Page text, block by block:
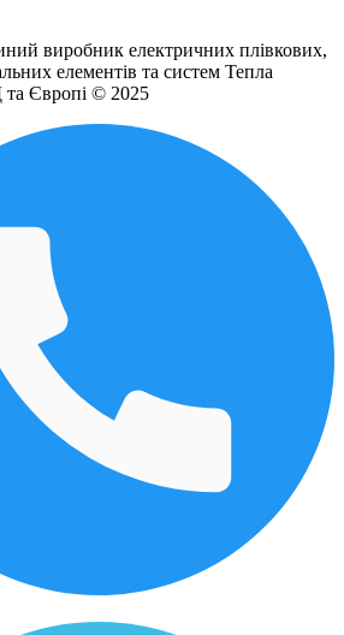
виробник електричних плівкових,
елементів та систем Тепла
та Європі © 2025